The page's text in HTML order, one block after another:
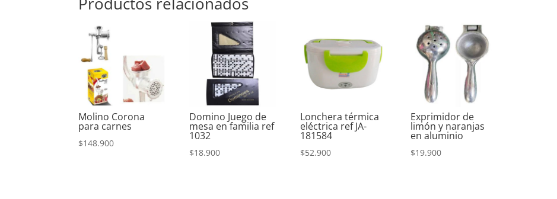
Molino Corona
para carnes
$148.900
Domino Juego de
mesa en familia ref
1032
$18.900
Lonchera térmica
eléctrica ref JA-
181584
$52.900
Exprimidor de
limón y naranjas
en aluminio
$19.900